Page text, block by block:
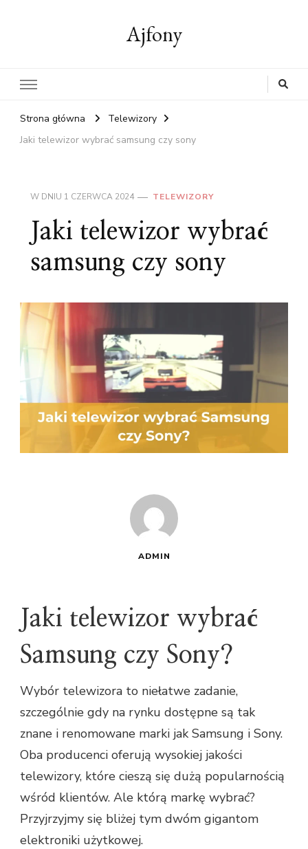
Ajfony
Strona główna
Telewizory
Jaki telewizor wybrać samsung czy sony
W DNIU 1 CZERWCA 2024 TELEWIZORY
Jaki telewizor wybrać
samsung czy sony
ADMIN
Jaki telewizor wybrać
Samsung czy Sony?
Wybór telewizora to niełatwe zadanie,
szczególnie gdy na rynku dostępne są tak
znane i renomowane marki jak Samsung i Sony.
Oba producenci oferują wysokiej jakości
telewizory, które cieszą się dużą popularnością
wśród klientów. Ale którą markę wybrać?
Przyjrzyjmy się bliżej tym dwóm gigantom
elektroniki użytkowej.